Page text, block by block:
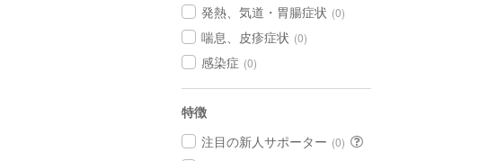
発熱、気道・胃腸症状 (0)
喘息、皮疹症状 (0)
感染症 (0)
特徴
注目の新人サポーター (0)